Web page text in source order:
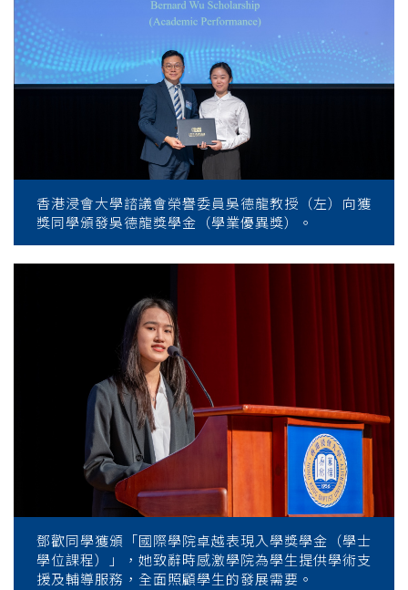
香港浸會大學諮議會榮譽委員吳德龍教授（左）向獲
獎同學頒發吳德龍獎學金（學業優異獎）。
鄧歡同學獲頒「國際學院卓越表現入學獎學金（學士
學位課程）」，她致辭時感激學院為學生提供學術支
援及輔導服務，全面照顧學生的發展需要。